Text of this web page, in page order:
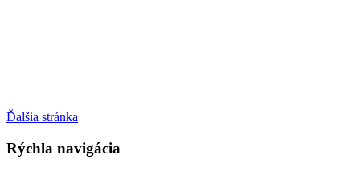
Ďalšia stránka
Rýchla navigácia